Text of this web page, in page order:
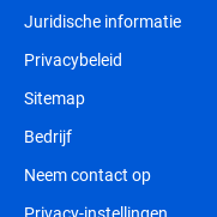
Juridische informatie
Privacybeleid
Sitemap
Bedrijf
Neem contact op